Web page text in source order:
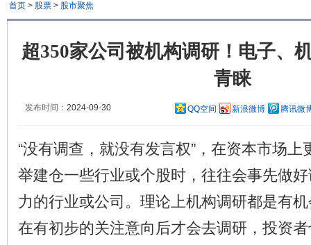
首页> 股票> 股市聚焦
超350家公司被机构调研！电子、
青睐
发布时间： 2024-09-30 QQ空间 新浪微博 腾讯微
“没有调查，就没有发言权”，在资本市场
举建仓一些行业或个股时，往往会事先做
力的行业或公司。理论上机构调研都是有
在有初步的关注意向后才会去调研，投资